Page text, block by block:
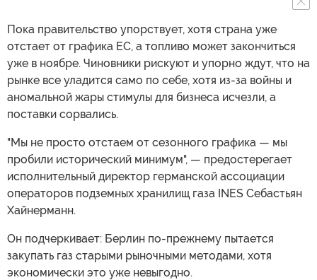
Пока правительство упорствует, хотя страна уже
отстает от графика ЕС, а топливо может закончиться
уже в ноябре. Чиновники рискуют и упорно ждут, что на
рынке все уладится само по себе, хотя из-за войны и
аномальной жары стимулы для бизнеса исчезли, а
поставки сорвались.
"Мы не просто отстаем от сезонного графика — мы
пробили исторический минимум", — предостерегает
исполнительный директор германской ассоциации
операторов подземных хранилищ газа INES Себастьян
Хайнерманн.
Он подчеркивает: Берлин по-прежнему пытается
закупать газ старыми рыночными методами, хотя
экономически это уже невыгодно.